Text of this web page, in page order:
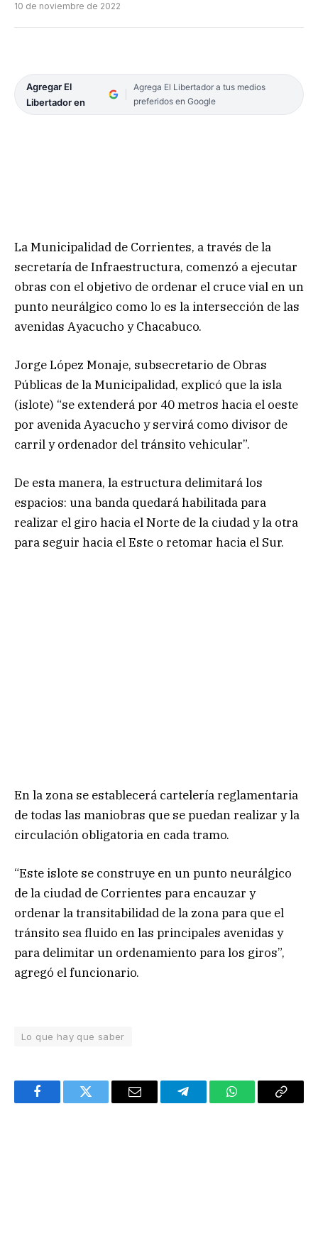
10 de noviembre de 2022
Agregar El
Libertador en
Agrega El Libertador a tus medios
preferidos en Google
La Municipalidad de Corrientes, a través de la
secretaría de Infraestructura, comenzó a ejecutar
obras con el objetivo de ordenar el cruce vial en un
punto neurálgico como lo es la intersección de las
avenidas Ayacucho y Chacabuco.
Jorge López Monaje, subsecretario de Obras
Públicas de la Municipalidad, explicó que la isla
(islote) “se extenderá por 40 metros hacia el oeste
por avenida Ayacucho y servirá como divisor de
carril y ordenador del tránsito vehicular”.
De esta manera, la estructura delimitará los
espacios: una banda quedará habilitada para
realizar el giro hacia el Norte de la ciudad y la otra
para seguir hacia el Este o retomar hacia el Sur.
En la zona se establecerá cartelería reglamentaria
de todas las maniobras que se puedan realizar y la
circulación obligatoria en cada tramo.
“Este islote se construye en un punto neurálgico
de la ciudad de Corrientes para encauzar y
ordenar la transitabilidad de la zona para que el
tránsito sea fluido en las principales avenidas y
para delimitar un ordenamiento para los giros”,
agregó el funcionario.
Lo que hay que saber
FacebookTwitter Email TelegramWhatsAppCopy